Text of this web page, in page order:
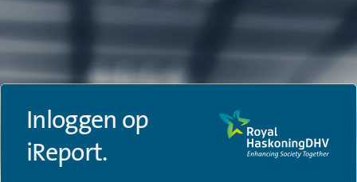
Inloggen op
iReport.